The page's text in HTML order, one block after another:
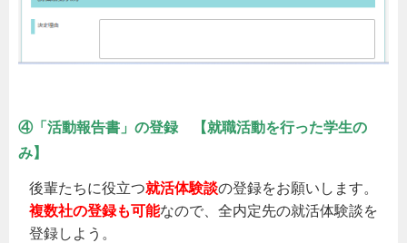
④「活動報告書」の登録 【就職活動を行った学生の
み】
後輩たちに役立つ就活体験談
複数社の登録も可能なので、全内定先の就活体験談を
登録しよう。